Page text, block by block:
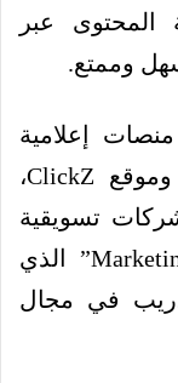
المحتوى عبر
وممتع.
إعلامية
مرموقة مثل مجلة Entrepreneur وموقع ClickZ،
تسويقية
بارزة. كما أسست موقع “MarketingProfs” الذي
في مجال